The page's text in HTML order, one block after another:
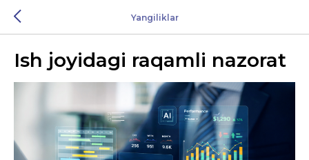
Yangiliklar
Ish joyidagi raqamli nazorat